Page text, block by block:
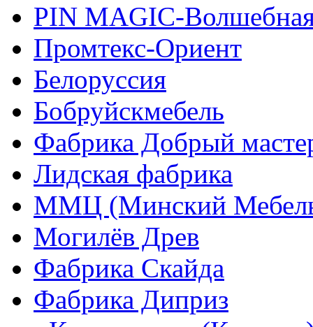
PIN MAGIС-
Промтекс-Ориент
Белоруссия
Бобруйскмебель
Фабрика Добрый
Лидская фабрика
ММЦ (Минский
Могилёв Древ
Фабрика Скайда
Фабрика Диприз